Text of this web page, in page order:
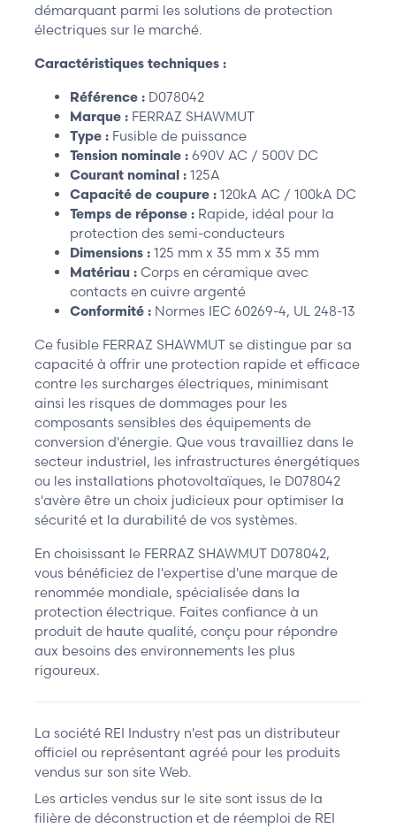
démarquant parmi les solutions de protection
électriques sur le marché.
Caractéristiques techniques :
Référence : D078042
Marque : FERRAZ SHAWMUT
Type : Fusible de puissance
Tension nominale : 690V AC / 500V DC
Courant nominal : 125A
Capacité de coupure : 120kA AC / 100kA DC
Temps de réponse : Rapide, idéal pour la
protection des semi-conducteurs
Dimensions : 125 mm x 35 mm x 35 mm
Matériau : Corps en céramique avec
contacts en cuivre argenté
Conformité : Normes IEC 60269-4, UL 248-13
Ce fusible FERRAZ SHAWMUT se distingue par sa
capacité à offrir une protection rapide et efficace
contre les surcharges électriques, minimisant
ainsi les risques de dommages pour les
composants sensibles des équipements de
conversion d'énergie. Que vous travailliez dans le
secteur industriel, les infrastructures énergétiques
ou les installations photovoltaïques, le D078042
s'avère être un choix judicieux pour optimiser la
sécurité et la durabilité de vos systèmes.
En choisissant le FERRAZ SHAWMUT D078042,
vous bénéficiez de l'expertise d'une marque de
renommée mondiale, spécialisée dans la
protection électrique. Faites confiance à un
produit de haute qualité, conçu pour répondre
aux besoins des environnements les plus
rigoureux.
La société REI Industry n'est pas un distributeur
officiel ou représentant agréé pour les produits
vendus sur son site Web.
Les articles vendus sur le site sont issus de la
filière de déconstruction et de réemploi de REI